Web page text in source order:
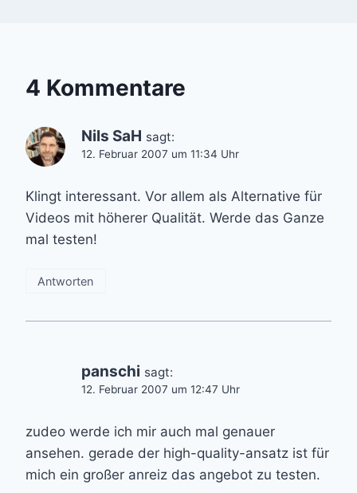
4 Kommentare
Nils SaH sagt:
12. Februar 2007 um 11:34 Uhr
Klingt interessant. Vor allem als Alternative für
Videos mit höherer Qualität. Werde das Ganze
mal testen!
Antworten
panschi sagt:
12. Februar 2007 um 12:47 Uhr
zudeo werde ich mir auch mal genauer
ansehen. gerade der high-quality-ansatz ist für
mich ein großer anreiz das angebot zu testen.